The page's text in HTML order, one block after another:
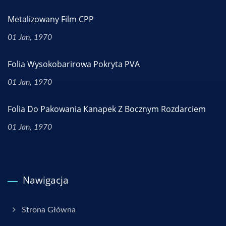
Metalizowany Film CPP
01 Jan, 1970
Folia Wysokobarirowa Pokryta PVA
01 Jan, 1970
Folia Do Pakowania Kanapek Z Bocznym Rozdarciem
01 Jan, 1970
Nawigacja
Strona Główna